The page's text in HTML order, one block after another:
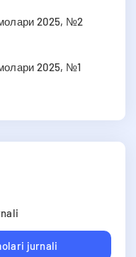
2025, №2
2025, №1
jurnali